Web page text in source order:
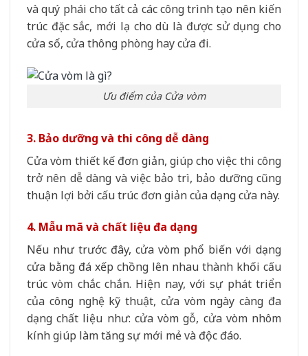
và quý phái cho tất cả các công trình tạo nên kiến
trúc đặc sắc, mới lạ cho dù là được sử dụng cho
cửa sổ, cửa thông phòng hay cửa đi.
Ưu điểm của Cửa vòm
3. Bảo dưỡng và thi công dễ dàng
Cửa vòm thiết kế đơn giản, giúp cho việc thi công
trở nên dễ dàng và việc bảo trì, bảo dưỡng cũng
thuận lợi bởi cấu trúc đơn giản của dạng cửa này.
4. Mẫu mã và chất liệu đa dạng
Nếu như trước đây, cửa vòm phổ biến với dạng
cửa bằng đá xếp chồng lên nhau thành khối cấu
trúc vòm chắc chắn. Hiện nay, với sự phát triển
của công nghệ kỹ thuật, cửa vòm ngày càng đa
dạng chất liệu như: cửa vòm gỗ, cửa vòm nhôm
kính giúp làm tăng sự mới mẻ và độc đáo.